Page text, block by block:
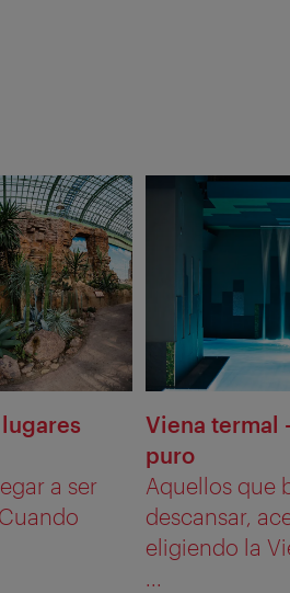
a ser
Viena termal
puro
Aquellos que
descansar,
eligiendo la
...